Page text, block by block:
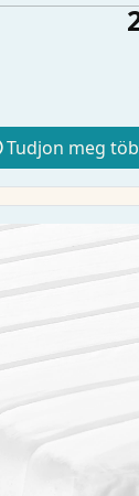
Tudjon meg